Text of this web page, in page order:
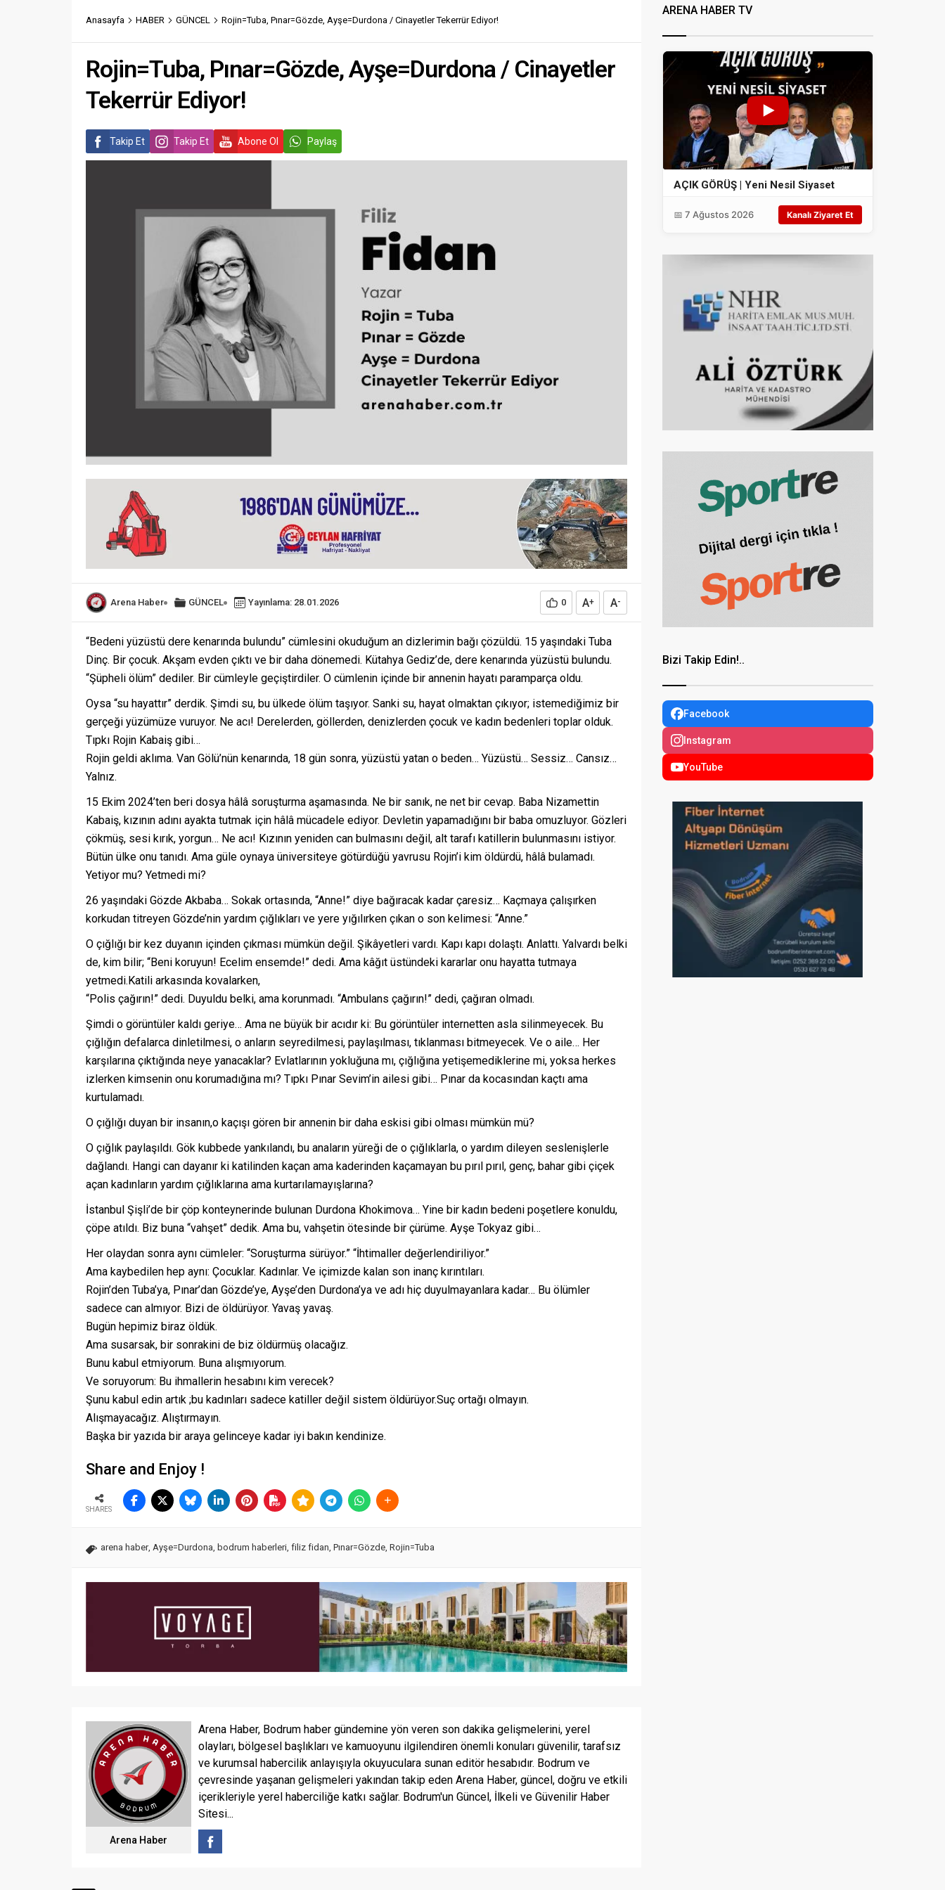
Anasayfa HABER GÜNCEL Rojin=Tuba, Pınar=Gözde, Ayşe=Durdona / Cinayetler Tekerrür Ediyor!
Rojin=Tuba, Pınar=Gözde, Ayşe=Durdona / Cinayetler
Tekerrür Ediyor!
Takip Et Takip Et Abone Ol Paylaş
Arena Haber GÜNCEL Yayınlama: 28.01.2026 0 A+ A-
“Bedeni yüzüstü dere kenarında bulundu” cümlesini okuduğum an dizlerimin bağı çözüldü. 15 yaşındaki Tuba
Dinç. Bir çocuk. Akşam evden çıktı ve bir daha dönemedi. Kütahya Gediz’de, dere kenarında yüzüstü bulundu.
“Şüpheli ölüm” dediler. Bir cümleyle geçiştirdiler. O cümlenin içinde bir annenin hayatı paramparça oldu.
Oysa “su hayattır” derdik. Şimdi su, bu ülkede ölüm taşıyor. Sanki su, hayat olmaktan çıkıyor; istemediğimiz bir
gerçeği yüzümüze vuruyor. Ne acı! Derelerden, göllerden, denizlerden çocuk ve kadın bedenleri toplar olduk.
Tıpkı Rojin Kabaiş gibi…
Rojin geldi aklıma. Van Gölü’nün kenarında, 18 gün sonra, yüzüstü yatan o beden… Yüzüstü… Sessiz… Cansız…
Yalnız.
15 Ekim 2024’ten beri dosya hâlâ soruşturma aşamasında. Ne bir sanık, ne net bir cevap. Baba Nizamettin
Kabaiş, kızının adını ayakta tutmak için hâlâ mücadele ediyor. Devletin yapamadığını bir baba omuzluyor. Gözleri
çökmüş, sesi kırık, yorgun… Ne acı! Kızının yeniden can bulmasını değil, alt tarafı katillerin bulunmasını istiyor.
Bütün ülke onu tanıdı. Ama güle oynaya üniversiteye götürdüğü yavrusu Rojin’i kim öldürdü, hâlâ bulamadı.
Yetiyor mu? Yetmedi mi?
26 yaşındaki Gözde Akbaba… Sokak ortasında, “Anne!” diye bağıracak kadar çaresiz… Kaçmaya çalışırken
korkudan titreyen Gözde’nin yardım çığlıkları ve yere yığılırken çıkan o son kelimesi: “Anne.”
O çığlığı bir kez duyanın içinden çıkması mümkün değil. Şikâyetleri vardı. Kapı kapı dolaştı. Anlattı. Yalvardı belki
de, kim bilir; “Beni koruyun! Ecelim ensemde!” dedi. Ama kâğıt üstündeki kararlar onu hayatta tutmaya
yetmedi.Katili arkasında kovalarken,
“Polis çağırın!” dedi. Duyuldu belki, ama korunmadı. “Ambulans çağırın!” dedi, çağıran olmadı.
Şimdi o görüntüler kaldı geriye… Ama ne büyük bir acıdır ki: Bu görüntüler internetten asla silinmeyecek. Bu
çığlığın defalarca dinletilmesi, o anların seyredilmesi, paylaşılması, tıklanması bitmeyecek. Ve o aile… Her
karşılarına çıktığında neye yanacaklar? Evlatlarının yokluğuna mı, çığlığına yetişemediklerine mi, yoksa herkes
izlerken kimsenin onu korumadığına mı? Tıpkı Pınar Sevim’in ailesi gibi… Pınar da kocasından kaçtı ama
kurtulamadı.
O çığlığı duyan bir insanın,o kaçışı gören bir annenin bir daha eskisi gibi olması mümkün mü?
O çığlık paylaşıldı. Gök kubbede yankılandı, bu anaların yüreği de o çığlıklarla, o yardım dileyen seslenişlerle
dağlandı. Hangi can dayanır ki katilinden kaçan ama kaderinden kaçamayan bu pırıl pırıl, genç, bahar gibi çiçek
açan kadınların yardım çığlıklarına ama kurtarılamayışlarına?
İstanbul Şişli’de bir çöp konteynerinde bulunan Durdona Khokimova… Yine bir kadın bedeni poşetlere konuldu,
çöpe atıldı. Biz buna “vahşet” dedik. Ama bu, vahşetin ötesinde bir çürüme. Ayşe Tokyaz gibi…
Her olaydan sonra aynı cümleler: “Soruşturma sürüyor.” “İhtimaller değerlendiriliyor.”
Ama kaybedilen hep aynı: Çocuklar. Kadınlar. Ve içimizde kalan son inanç kırıntıları.
Rojin’den Tuba’ya, Pınar’dan Gözde’ye, Ayşe’den Durdona’ya ve adı hiç duyulmayanlara kadar… Bu ölümler
sadece can almıyor. Bizi de öldürüyor. Yavaş yavaş.
Bugün hepimiz biraz öldük.
Ama susarsak, bir sonrakini de biz öldürmüş olacağız.
Bunu kabul etmiyorum. Buna alışmıyorum.
Ve soruyorum: Bu ihmallerin hesabını kim verecek?
Şunu kabul edin artık ;bu kadınları sadece katiller değil sistem öldürüyor.Suç ortağı olmayın.
Alışmayacağız. Alıştırmayın.
Başka bir yazıda bir araya gelinceye kadar iyi bakın kendinize.
Share and Enjoy !
SHARES
arena haber, Ayşe=Durdona bodrum haberleri filiz fidan Pınar=Gözde Rojin=Tuba
Arena Haber
Arena Haber, Bodrum haber gündemine yön veren son dakika gelişmelerini, yerel
olayları, bölgesel başlıkları ve kamuoyunu ilgilendiren önemli konuları güvenilir, tarafsız
ve kurumsal habercilik anlayışıyla okuyuculara sunan editör hesabıdır. Bodrum ve
çevresinde yaşanan gelişmeleri yakından takip eden Arena Haber, güncel, doğru ve etkili
içerikleriyle yerel haberciliğe katkı sağlar. Bodrum'un Güncel, İlkeli ve Güvenilir Haber
Sitesi...
ARENA HABER TV
AÇIK GÖRÜŞ | Yeni Nesil Siyaset
📅 7 Ağustos 2026 Kanalı Ziyaret Et
Bizi Takip Edin!..
Facebook
Instagram
YouTube